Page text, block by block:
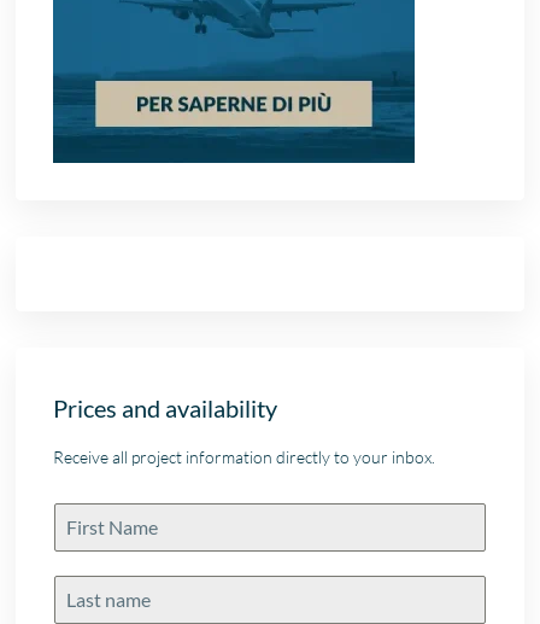
Prices and availability
Receive all project information directly to your inbox.